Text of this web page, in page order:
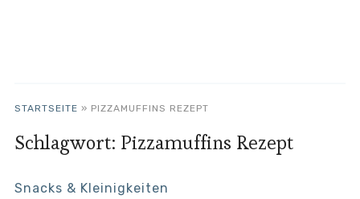
STARTSEITE » PIZZAMUFFINS REZEPT
Schlagwort: Pizzamuffins Rezept
Snacks & Kleinigkeiten